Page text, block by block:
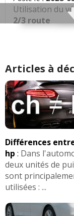
Utilisation du
2/3 route
Aucun
conduite,
spacieux et
deuxième
Défauts :
parle.
Note :
18/20
Articles à
Différences
hp : Dans
deux unités de
sont
utilisées : ...